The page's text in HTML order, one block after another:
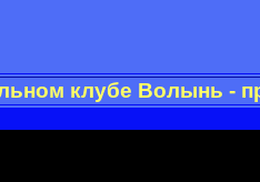
клубе Волынь -